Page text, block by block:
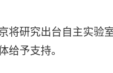
将研究出台自主实验
给予支持。